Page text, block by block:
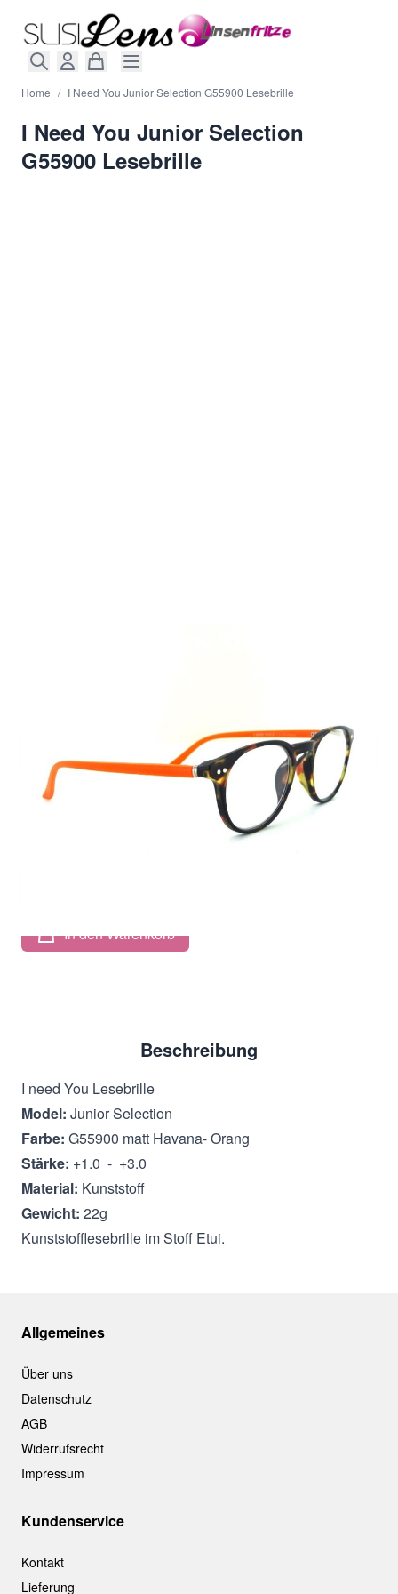
Home / I Need You Junior Selection G55900 Lesebrille
I Need You Junior Selection
G55900 Lesebrille
In den Warenkorb
Beschreibung
I need You Lesebrille
Model: Junior Selection
Farbe: G55900 matt Havana- Orang
Stärke: +1.0 - +3.0
Material: Kunststoff
Gewicht: 22g
Kunststofflesebrille im Stoff Etui.
Allgemeines
Über uns
Datenschutz
AGB
Widerrufsrecht
Impressum
Kundenservice
Kontakt
Lieferung